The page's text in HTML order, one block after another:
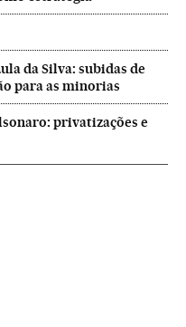
da Silva: subidas de
para as minorias
privatizações e